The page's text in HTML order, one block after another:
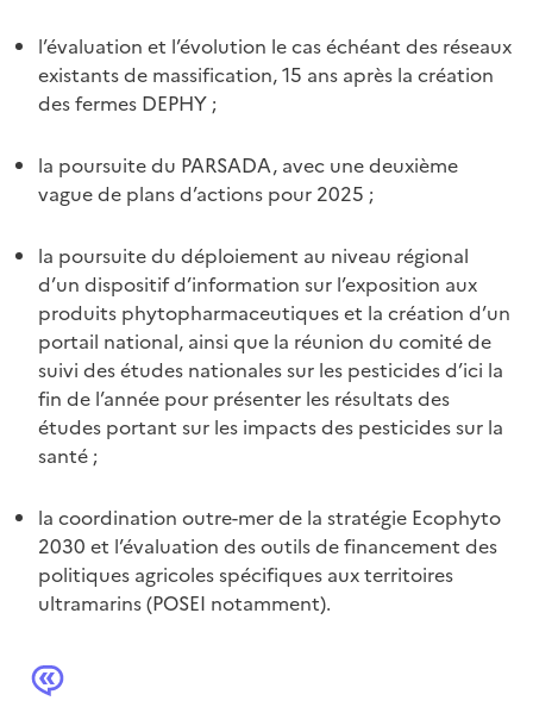
l’évaluation et l’évolution le cas échéant des réseaux
existants de massification, 15 ans après la création
des fermes DEPHY ;
la poursuite du PARSADA, avec une deuxième
vague de plans d’actions pour 2025 ;
la poursuite du déploiement au niveau régional
d’un dispositif d’information sur l’exposition aux
produits phytopharmaceutiques et la création d’un
portail national, ainsi que la réunion du comité de
suivi des études nationales sur les pesticides d’ici la
fin de l’année pour présenter les résultats des
études portant sur les impacts des pesticides sur la
santé ;
la coordination outre-mer de la stratégie Ecophyto
2030 et l’évaluation des outils de financement des
politiques agricoles spécifiques aux territoires
ultramarins (POSEI notamment).